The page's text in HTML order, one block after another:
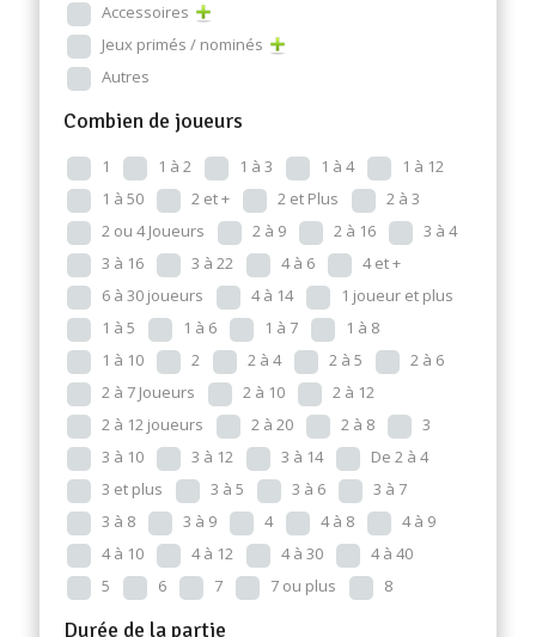
Accessoires
Jeux primés / nominés
Autres
Combien de joueurs
1 1 à 2 1 à 3 1 à 4
1 à 12
1 à 50
2 et + 2 et Plus
2 à 3
2 ou 4 Joueurs
2 à 9 2 à 16
3 à 4
3 à 16
3 à 22 4 à 6
4 et +
6 à 30 joueurs
4 à 14
1 joueur et plus
1 à 5
1 à 6 1 à 7
1 à 8
1 à 10
2 2 à 4 2 à 5
2 à 6
2 à 7 Joueurs
2 à 10
2 à 12
2 à 12 joueurs
2 à 20 2 à 8
3
3 à 10
3 à 12 3 à 14
De 2 à 4
3 et plus
3 à 5 3 à 6
3 à 7
3 à 8
3 à 9 4 4 à 8
4 à 9
4 à 10
4 à 12 4 à 30
4 à 40
5
6 7 7 ou plus 8
Durée de la partie